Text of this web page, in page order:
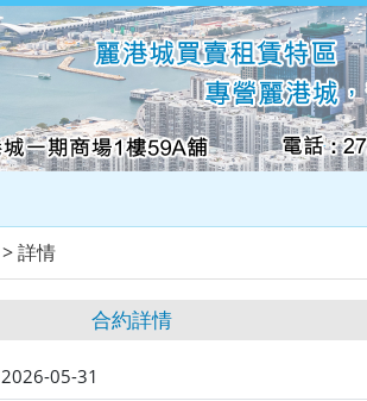
> 詳情
合約詳情
2026-05-31